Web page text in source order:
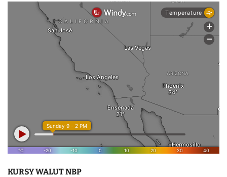
KURSY WALUT NBP